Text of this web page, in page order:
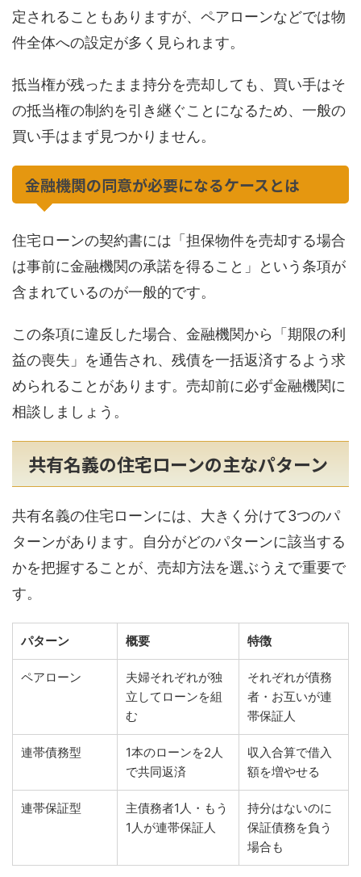
定されることもありますが、ペアローンなどでは物
件全体への設定が多く見られます。
抵当権が残ったまま持分を売却しても、買い手はそ
の抵当権の制約を引き継ぐことになるため、一般の
買い手はまず見つかりません。
金融機関の同意が必要になるケースとは
住宅ローンの契約書には「担保物件を売却する場合
は事前に金融機関の承諾を得ること」という条項が
含まれているのが一般的です。
この条項に違反した場合、金融機関から「期限の利
益の喪失」を通告され、残債を一括返済するよう求
められることがあります。売却前に必ず金融機関に
相談しましょう。
共有名義の住宅ローンの主なパターン
共有名義の住宅ローンには、大きく分けて3つのパ
ターンがあります。自分がどのパターンに該当する
かを把握することが、売却方法を選ぶうえで重要で
す。
パターン 概要 特徴
ペアローン
夫婦それぞれが独
立してローンを組
む
それぞれが債務
者・お互いが連
帯保証人
連帯債務型
1本のローンを2人
で共同返済
収入合算で借入
額を増やせる
連帯保証型
主債務者1人・もう
1人が連帯保証人
持分はないのに
保証債務を負う
場合も